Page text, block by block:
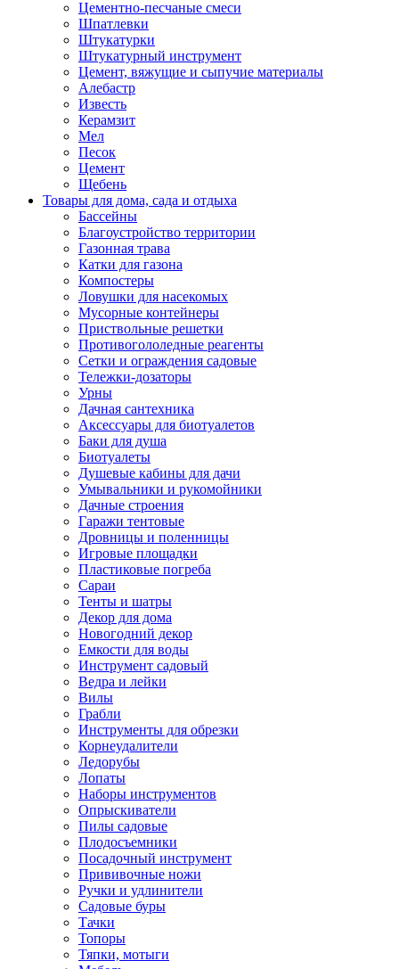
Цементно-песчаные смеси
Шпатлевки
Штукатурки
Штукатурный инструмент
Цемент, вяжущие и сыпучие материалы
Алебастр
Известь
Керамзит
Мел
Песок
Цемент
Щебень
Товары для дома, сада и отдыха
Бассейны
Благоустройство территории
Газонная трава
Катки для газона
Компостеры
Ловушки для насекомых
Мусорные контейнеры
Приствольные решетки
Противогололедные реагенты
Сетки и ограждения садовые
Тележки-дозаторы
Урны
Дачная сантехника
Аксессуары для биотуалетов
Баки для душа
Биотуалеты
Душевые кабины для дачи
Умывальники и рукомойники
Дачные строения
Гаражи тентовые
Дровницы и поленницы
Игровые площадки
Пластиковые погреба
Сараи
Тенты и шатры
Декор для дома
Новогодний декор
Емкости для воды
Инструмент садовый
Ведра и лейки
Вилы
Грабли
Инструменты для обрезки
Корнеудалители
Ледорубы
Лопаты
Наборы инструментов
Опрыскиватели
Пилы садовые
Плодосъемники
Посадочный инструмент
Прививочные ножи
Ручки и удлинители
Садовые буры
Тачки
Топоры
Тяпки, мотыги